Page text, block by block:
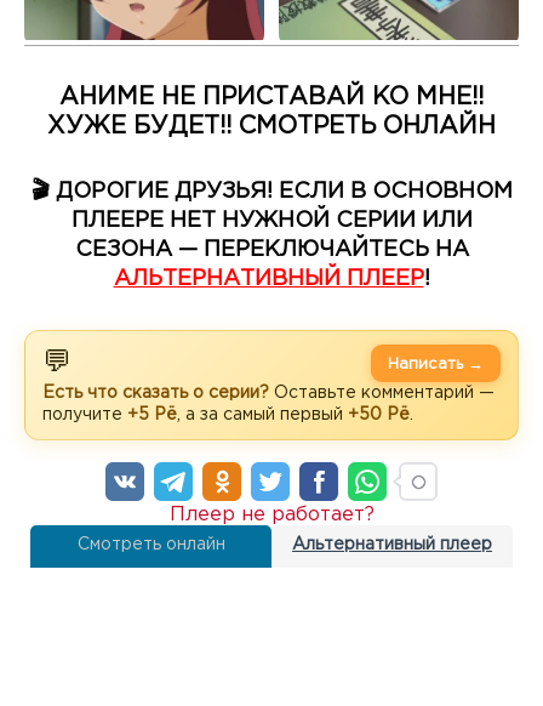
АНИМЕ НЕ ПРИСТАВАЙ КО МНЕ!!
ХУЖЕ БУДЕТ!! СМОТРЕТЬ ОНЛАЙН
🎬 ДОРОГИЕ ДРУЗЬЯ! ЕСЛИ В ОСНОВНОМ
ПЛЕЕРЕ НЕТ НУЖНОЙ СЕРИИ ИЛИ
СЕЗОНА — ПЕРЕКЛЮЧАЙТЕСЬ НА
АЛЬТЕРНАТИВНЫЙ ПЛЕЕР!
💬
Есть что сказать о серии? Оставьте комментарий —
получите +5 Рё , а за самый первый +50 Рё
Написать →
Смотреть онлайн Альтернативный плеер
Плеер не работает?